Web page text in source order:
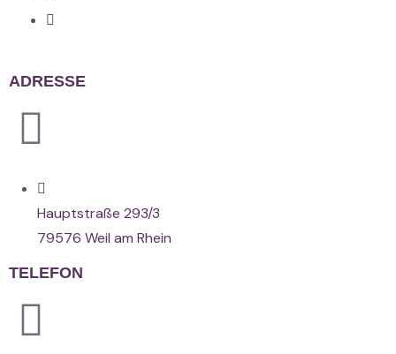
ADRESSE
Hauptstraße 293/3
79576 Weil am Rhein
TELEFON